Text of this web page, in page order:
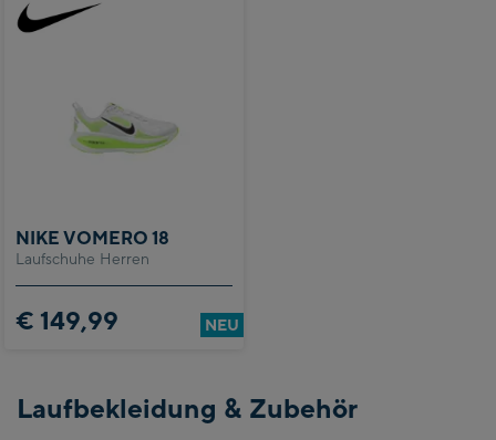
Laufschuhe Herren
NIKE VOMERO 18
€ 149,99 NEU
Laufbekleidung & Zubehör